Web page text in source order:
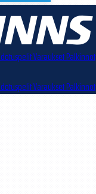
VarauksetPalkinnot
VarauksetPalkinnot